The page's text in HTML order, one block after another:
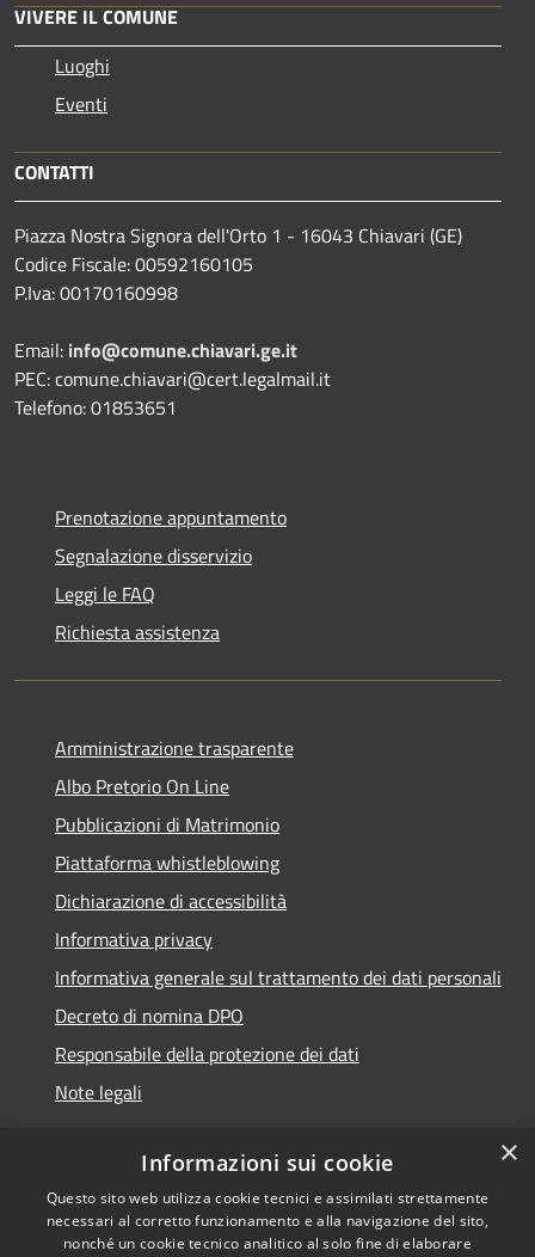
VIVERE IL COMUNE
Luoghi
Eventi
CONTATTI
Piazza Nostra Signora dell'Orto 1 - 16043 Chiavari (GE)
Codice Fiscale: 00592160105
P.Iva: 00170160998
Email: info@comune.chiavari.ge.it
PEC: comune.chiavari@cert.legalmail.it
Telefono: 01853651
Prenotazione appuntamento
Segnalazione disservizio
Leggi le FAQ
Richiesta assistenza
Amministrazione trasparente
Albo Pretorio On Line
Pubblicazioni di Matrimonio
Piattaforma whistleblowing
Dichiarazione di accessibilità
Informativa privacy
Informativa generale sul trattamento dei dati personali
Decreto di nomina DPO
Responsabile della protezione dei dati
Note legali
RSS
Accessibilità
© 2021 - 2026 Comune di
Chiavari -Area Riservata
×
Informazioni sui cookie
Questo sito web utilizza cookie tecnici e assimilati strettamente
necessari al corretto funzionamento e alla navigazione del sito,
nonché un cookie tecnico analitico al solo fine di elaborare